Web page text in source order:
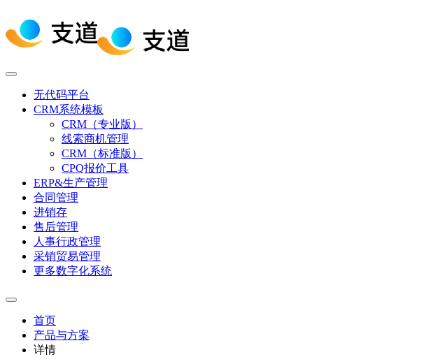
无代码平台
CRM系统模板
CRM（专业版）
线索商机管理
CRM（标准版）
CPQ报价工具
ERP&生产管理
合同管理
进销存
售后管理
人事行政管理
采销贸易管理
更多数字化系统
首页
产品与方案
详情